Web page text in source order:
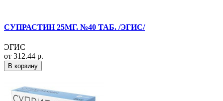
СУПРАСТИН 25МГ. №40 ТАБ. /ЭГИС/
ЭГИС
от 312.44 р.
В корзину